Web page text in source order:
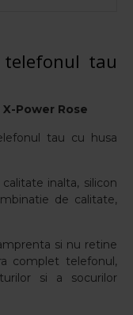
telefonul tau
Power Rose
tau cu husa
inalta, silicon
de calitate,
si nu retine
complet telefonul,
si a socurilor